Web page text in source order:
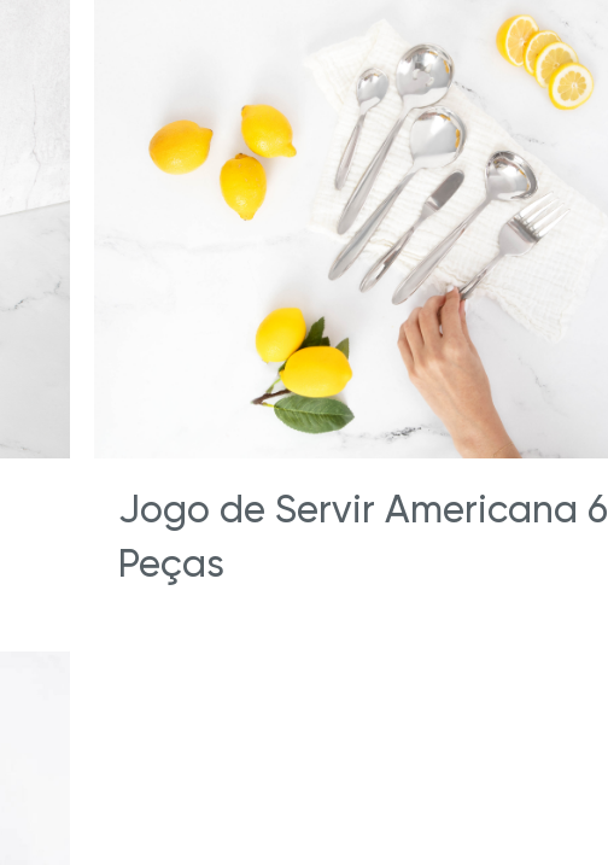
Jogo de Servir Americana 6
Peças